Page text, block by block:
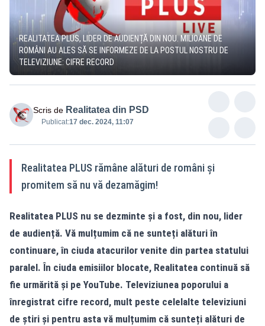
REALITATEA PLUS, LIDER DE AUDIENȚĂ DIN NOU. MILIOANE DE
ROMÂNI AU ALES SĂ SE INFORMEZE DE LA POSTUL NOSTRU DE
TELEVIZIUNE: CIFRE RECORD
Scris de Realitatea din PSD
Publicat:17 dec. 2024, 11:07
Realitatea PLUS rămâne alături de români și
promitem să nu vă dezamăgim!
Realitatea PLUS nu se dezminte și a fost, din nou, lider
de audiență. Vă mulțumim că ne sunteți alături în
continuare, în ciuda atacurilor venite din partea statului
paralel. În ciuda emisiilor blocate, Realitatea continuă să
fie urmărită și pe YouTube. Televiziunea poporului a
înregistrat cifre record, mult peste celelalte televiziuni
de știri și pentru asta vă mulțumim că sunteți alături de